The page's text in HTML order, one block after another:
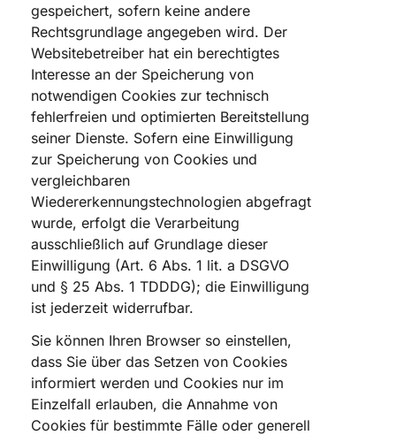
gespeichert, sofern keine andere
Rechtsgrundlage angegeben wird. Der
Websitebetreiber hat ein berechtigtes
Interesse an der Speicherung von
notwendigen Cookies zur technisch
fehlerfreien und optimierten Bereitstellung
seiner Dienste. Sofern eine Einwilligung
zur Speicherung von Cookies und
vergleichbaren
Wiedererkennungstechnologien abgefragt
wurde, erfolgt die Verarbeitung
ausschließlich auf Grundlage dieser
Einwilligung (Art. 6 Abs. 1 lit. a DSGVO
und § 25 Abs. 1 TDDDG); die Einwilligung
ist jederzeit widerrufbar.
Sie können Ihren Browser so einstellen,
dass Sie über das Setzen von Cookies
informiert werden und Cookies nur im
Einzelfall erlauben, die Annahme von
Cookies für bestimmte Fälle oder generell